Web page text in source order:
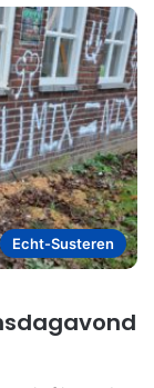
Echt-Susteren